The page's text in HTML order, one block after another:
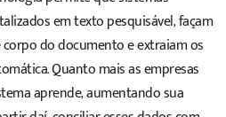
em texto pesquisável, façam
do documento e extraiam os
Quanto mais as empresas
aprende, aumentando sua